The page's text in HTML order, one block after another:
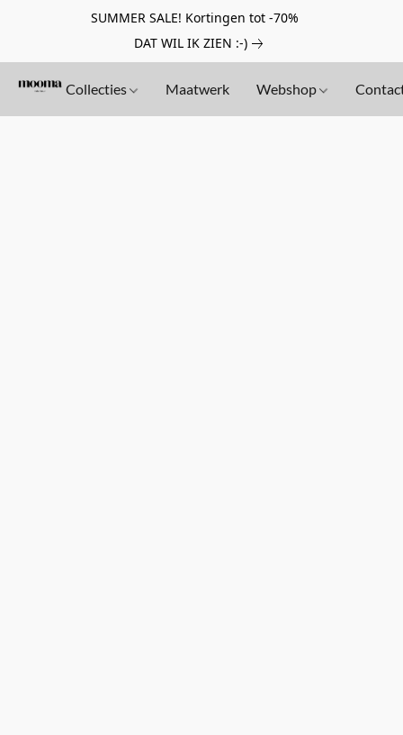
SUMMER SALE! Kortingen tot -70%
DAT WIL IK ZIEN :-)
Collecties Maatwerk Webshop